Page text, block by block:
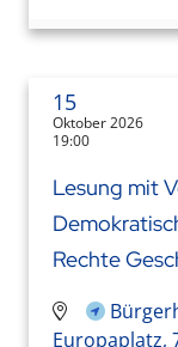
15
Oktober 2026
19:00
Lesung mit
Rechte
Europaplatz,